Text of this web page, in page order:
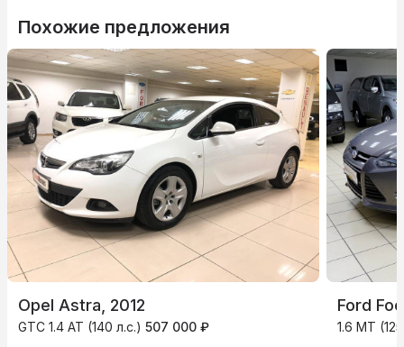
Похожие предложения
Opel Astra, 2012
GTC 1.4 AT (140 л.с.) 507 000 ₽
Ford
1.6 MT